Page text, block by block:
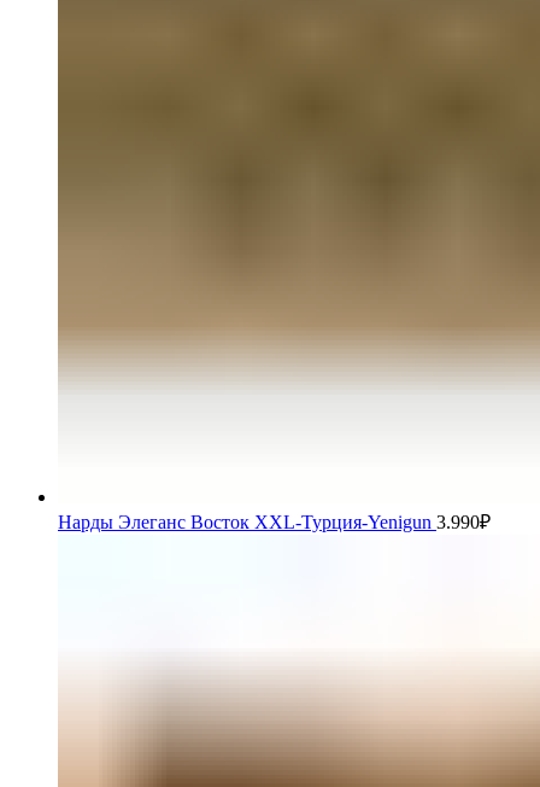
Нарды Элеганс Восток XXL-Турция-Yenigun 3.990₽